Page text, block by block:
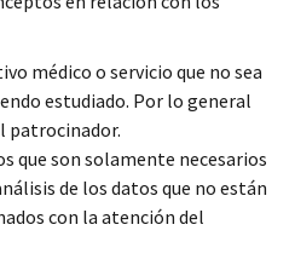
médico o servicio que no sea
estudiado. Por lo general
patrocinador.
que son solamente necesarios
de los datos que no están
con la atención del